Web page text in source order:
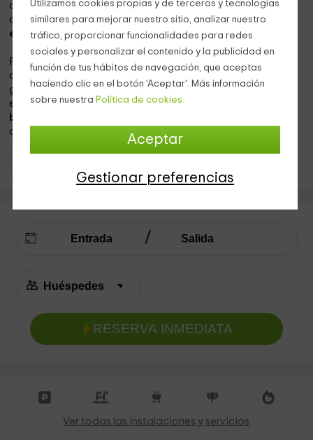
Utilizamos cookies propias y de terceros y tecnologías
similares para mejorar nuestro sitio, analizar nuestro
tráfico, proporcionar funcionalidades para redes
sociales y personalizar el contenido y la publicidad en
función de tus hábitos de navegación, que aceptas
haciendo clic en el botón 'Aceptar'. Más información
sobre nuestra Política de cookies.
Aceptar
Gestionar preferencias
decoración, dan una sensación de gran amplitud,
contando conun cuarto de baño completamente
equipado ycon plato de ducha.
Podemos disfrutar también de las zonas comunes
que cuenta el complejo, que son una
piscina
increíble y
grande, para poder refrescarnos en los días más calurosos
e incluso esperar mientras se hace la comida en la
barbacoa
desde la
mesa exterior de la vivienda a modo de terraza.
RESERVA INMEDIATA
Ver todas las instalaciones y servicios